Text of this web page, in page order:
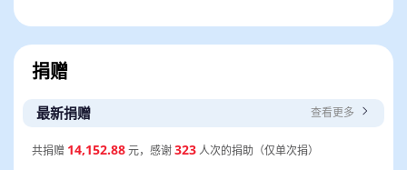
作。
捐赠
最新捐赠 查看更多
共捐赠 14,152.88元，感谢323人次的捐助（仅单次捐）